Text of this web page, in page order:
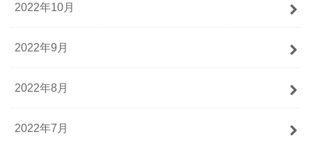
2022年10月
2022年9月
2022年8月
2022年7月